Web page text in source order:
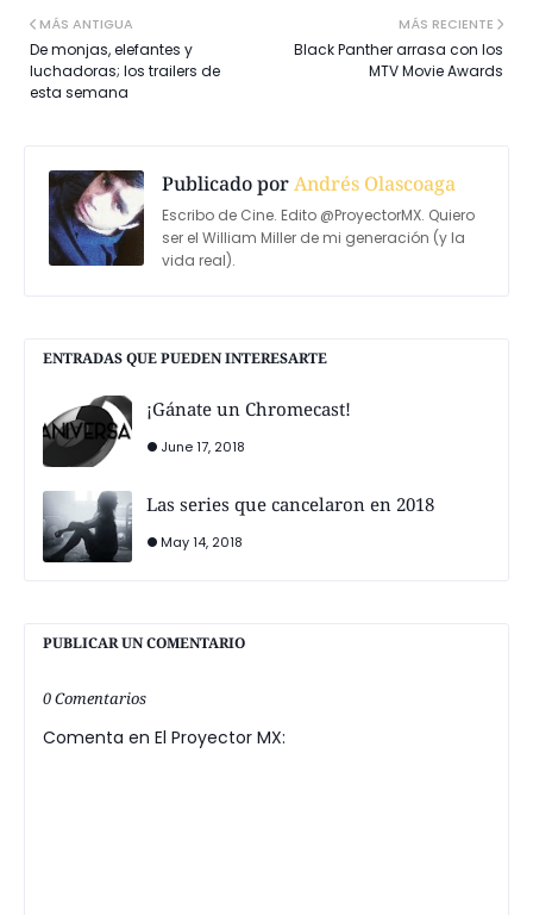
MÁS RECIENTE
Black Panther arrasa con los
MTV Movie Awards
MÁS ANTIGUA
De monjas, elefantes y
luchadoras; los trailers de
esta semana
Publicado porAndrés Olascoaga
Escribo de Cine. Edito @ProyectorMX. Quiero
ser el William Miller de mi generación (y la
vida real).
ENTRADAS QUE PUEDEN INTERESARTE
¡Gánate un Chromecast!
June 17, 2018
Las series que cancelaron en 2018
May 14, 2018
PUBLICAR UN COMENTARIO
0 Comentarios
Comenta en El Proyector MX: